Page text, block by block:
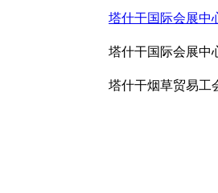
塔什干国际会展中
塔什干国际会展中
塔什干烟草贸易工